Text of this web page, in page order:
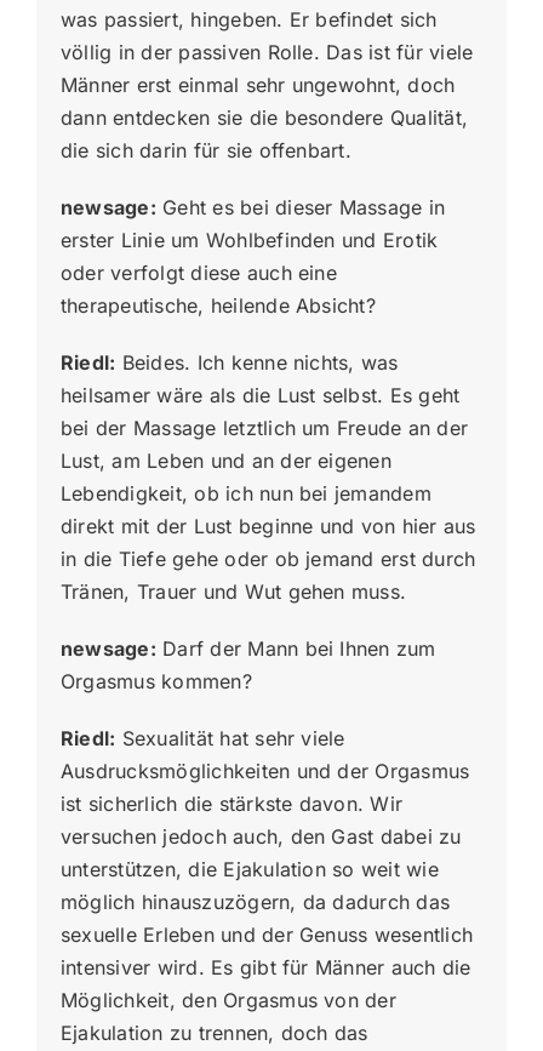
was passiert, hingeben. Er befindet sich
völlig in der passiven Rolle. Das ist für viele
Männer erst einmal sehr ungewohnt, doch
dann entdecken sie die besondere Qualität,
die sich darin für sie offenbart.
newsage: Geht es bei dieser Massage in
erster Linie um Wohlbefinden und Erotik
oder verfolgt diese auch eine
therapeutische, heilende Absicht?
Riedl: Beides. Ich kenne nichts, was
heilsamer wäre als die Lust selbst. Es geht
bei der Massage letztlich um Freude an der
Lust, am Leben und an der eigenen
Lebendigkeit, ob ich nun bei jemandem
direkt mit der Lust beginne und von hier aus
in die Tiefe gehe oder ob jemand erst durch
Tränen, Trauer und Wut gehen muss.
newsage: Darf der Mann bei Ihnen zum
Orgasmus kommen?
Riedl: Sexualität hat sehr viele
Ausdrucksmöglichkeiten und der Orgasmus
ist sicherlich die stärkste davon. Wir
versuchen jedoch auch, den Gast dabei zu
unterstützen, die Ejakulation so weit wie
möglich hinauszuzögern, da dadurch das
sexuelle Erleben und der Genuss wesentlich
intensiver wird. Es gibt für Männer auch die
Möglichkeit, den Orgasmus von der
Ejakulation zu trennen, doch das